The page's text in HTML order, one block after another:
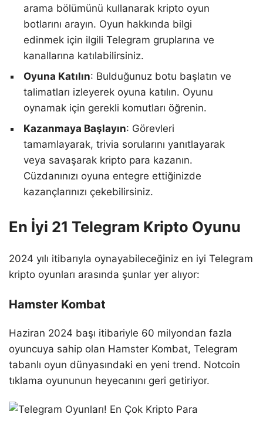
arama bölümünü kullanarak kripto oyun
botlarını arayın. Oyun hakkında bilgi
edinmek için ilgili Telegram gruplarına ve
kanallarına katılabilirsiniz.
Oyuna Katılın: Bulduğunuz botu başlatın ve
talimatları izleyerek oyuna katılın. Oyunu
oynamak için gerekli komutları öğrenin.
Kazanmaya Başlayın: Görevleri
tamamlayarak, trivia sorularını yanıtlayarak
veya savaşarak kripto para kazanın.
Cüzdanınızı oyuna entegre ettiğinizde
kazançlarınızı çekebilirsiniz.
En İyi 21 Telegram Kripto Oyunu
2024 yılı itibarıyla oynayabileceğiniz en iyi Telegram
kripto oyunları arasında şunlar yer alıyor:
Hamster Kombat
Haziran 2024 başı itibariyle 60 milyondan fazla
oyuncuya sahip olan Hamster Kombat, Telegram
tabanlı oyun dünyasındaki en yeni trend. Notcoin
tıklama oyununun heyecanını geri getiriyor.